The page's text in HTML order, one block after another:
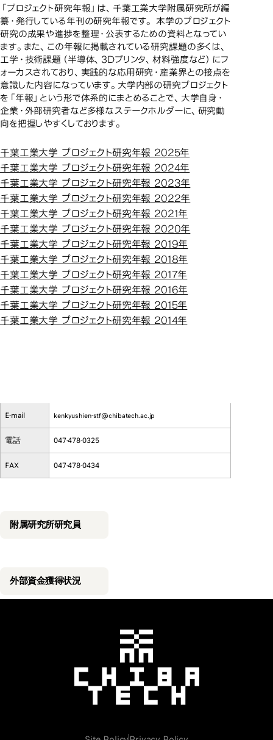
プロジェクト研究年報
「プロジェクト研究年報」は、千葉工業大学附属研究所が編
纂・発行している年刊の研究年報です。 本学のプロジェクト
研究の成果や進捗を整理・公表するための資料となってい
ます。また、この年報に掲載されている研究課題の多くは、
工学・技術課題（半導体、 3Dプリンタ、材料強度など）にフ
ォーカスされており、実践的な応用研究・産業界との接点を
意識した内容になっています。大学内部の研究プロジェクト
を「年報」という形で体系的にまとめることで、大学自身・
企業・外部研究者など多様なステークホルダーに、研究動
向を把握しやすくしております。
千葉工業大学 プロジェクト研究年報 2025年
千葉工業大学 プロジェクト研究年報 2024年
千葉工業大学 プロジェクト研究年報 2023年
千葉工業大学 プロジェクト研究年報 2022年
千葉工業大学 プロジェクト研究年報 2021年
千葉工業大学 プロジェクト研究年報 2020年
千葉工業大学 プロジェクト研究年報 2019年
千葉工業大学 プロジェクト研究年報 2018年
千葉工業大学 プロジェクト研究年報 2017年
千葉工業大学 プロジェクト研究年報 2016年
千葉工業大学 プロジェクト研究年報 2015年
千葉工業大学 プロジェクト研究年報 2014年
教学センター（研究支援担当）
E-mail kenkyushien-stf@chibatech.ac.jp
電話 047-478-0325
FAX 047-478-0434
附属研究所研究員
外部資金獲得状況
千葉工業大学